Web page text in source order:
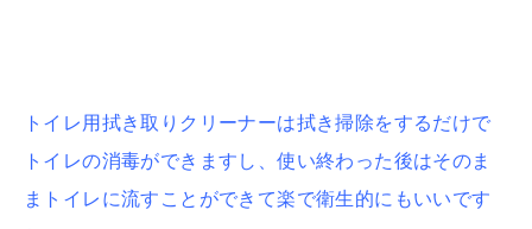
トイレ用拭き取りクリーナーは拭き掃除をするだけで
トイレの消毒ができますし、使い終わった後はそのま
まトイレに流すことができて楽で衛生的にもいいです